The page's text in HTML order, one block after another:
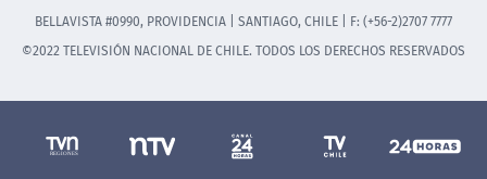
BELLAVISTA #0990, PROVIDENCIA | SANTIAGO, CHILE | F: (+56-2)2707 7777
©2022 TELEVISIÓN NACIONAL DE CHILE. TODOS LOS DERECHOS RESERVADOS